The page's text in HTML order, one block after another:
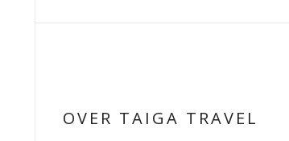
OVER TAIGA TRAVEL